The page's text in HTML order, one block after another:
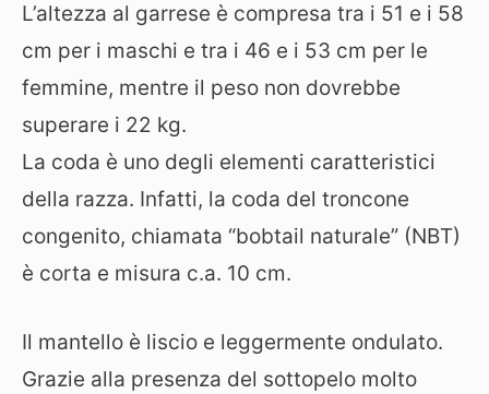
L’altezza al garrese è compresa tra i 51 e i 58
cm per i maschi e tra i 46 e i 53 cm per le
femmine, mentre il peso non dovrebbe
superare i 22 kg.
La coda è uno degli elementi caratteristici
della razza. Infatti, la coda del troncone
congenito, chiamata “bobtail naturale” (NBT)
è corta e misura c.a. 10 cm.
Il mantello è liscio e leggermente ondulato.
Grazie alla presenza del sottopelo molto